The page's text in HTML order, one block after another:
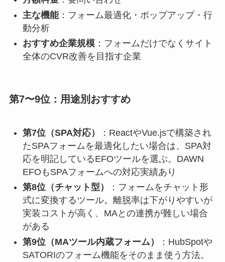
主な機能：フォーム最適化・ポップアップ・行
動分析
おすすめ企業規模：フォームだけでなくサイト
全体のCVR改善を目指す企業
第7〜9位：用途別おすすめ
第7位（SPA対応）
：ReactやVue.jsで構築され
たSPAフォームを最適化したい場合は、SPA対
応を明記しているEFOツールを選ぶ。DAWN
EFOもSPAフォームへの対応実績あり
第8位（チャット型）
：フォームをチャット形
式に変換するツール。離脱率は下がりやすいが
実装コストが高く、MAとの連携が難しい場合
がある
第9位（MAツール内蔵フォーム）
：HubSpotや
SATORIのフォーム機能をそのまま使う方法。